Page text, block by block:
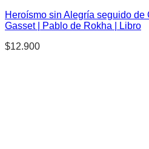
Heroísmo sin Alegría seguido de
Gasset | Pablo de Rokha | Libro
$12.900